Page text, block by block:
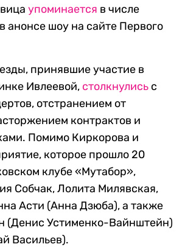
упоминается в числе
анонсе шоу на сайте Первого
принявшие участие в
Ивлеевой, столкнулись с
отстранением от
контрактов и
Помимо Киркорова и
которое прошло 20
клубе «Мутабор»,
Собчак, Лолита Милявская,
Асти (Анна Дзюба), а также
(Денис Устименко-Вайнштейн)
Васильев).